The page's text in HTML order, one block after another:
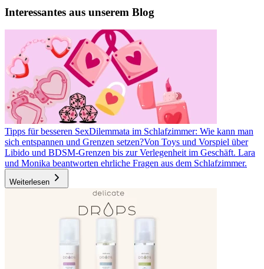
1
1
Interessantes aus unserem Blog
Tipps für besseren SexDilemmata im Schlafzimmer: Wie kann man
sich entspannen und Grenzen setzen?Von Toys und Vorspiel über
Libido und BDSM-Grenzen bis zur Verlegenheit im Geschäft. Lara
und Monika beantworten ehrliche Fragen aus dem Schlafzimmer.
Weiterlesen